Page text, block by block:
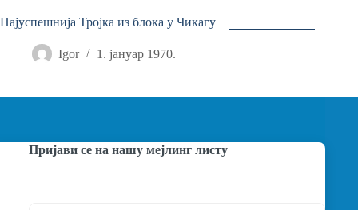
Најуспешнија Тројка из блока у Чикагу
Igor 1. јануар 1970.
Пријави се на нашу мејлинг листу